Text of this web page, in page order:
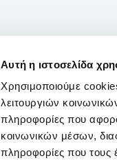
Αυτή η ιστοσελίδα
Χρησιμοποιούμε
λειτουργιών
πληροφορίες που
κοινωνικών μέσων,
πληροφορίες που τους